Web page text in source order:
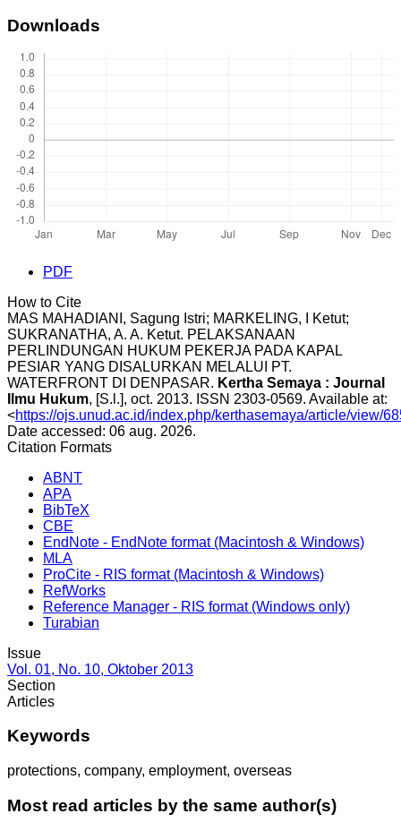
Downloads
PDF
How to Cite
MAS MAHADIANI, Sagung Istri; MARKELING, I Ketut;
SUKRANATHA, A. A. Ketut. PELAKSANAAN
PERLINDUNGAN HUKUM PEKERJA PADA KAPAL
PESIAR YANG DISALURKAN MELALUI PT.
WATERFRONT DI DENPASAR. Kertha Semaya : Journal
Ilmu Hukum, [S.l.], oct. 2013. ISSN 2303-0569. Available at:
<https://ojs.unud.ac.id/index.php/kerthasemaya/article/view/
Date accessed: 06 aug. 2026.
Citation Formats
ABNT
APA
BibTeX
CBE
EndNote - EndNote format (Macintosh & Windows)
MLA
ProCite - RIS format (Macintosh & Windows)
RefWorks
Reference Manager - RIS format (Windows only)
Turabian
Issue
Vol. 01, No. 10, Oktober 2013
Section
Articles
Keywords
protections, company, employment, overseas
Most read articles by the same author(s)